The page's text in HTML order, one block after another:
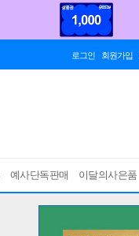
로그인 회원가입
예사단독판매 이달의사은품